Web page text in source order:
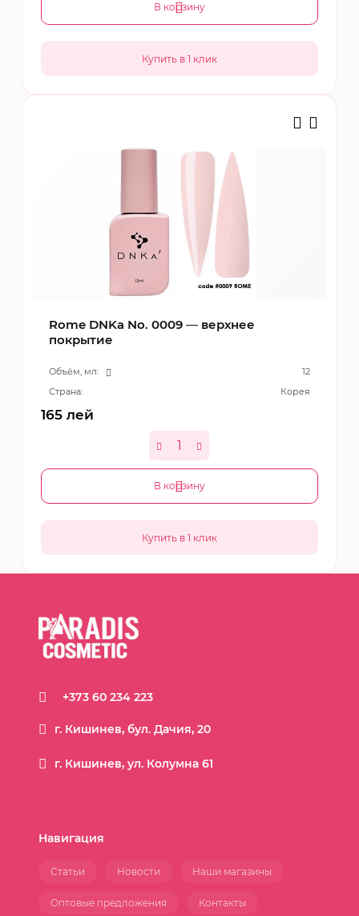
В корзину
Rome DNKa No. 0009 — верхнее
покрытие
Объём, мл:
12
Страна:
Корея
165 лей
В корзину
г. Кишинев, ул. Колумна 61
+373 60 234 223
г. Кишинев, бул. Дачия, 20
Статьи Новости Наши магазины
Оптовые предложения Контакты
Навигация